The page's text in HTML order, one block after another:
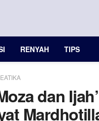
RENYAH TIPS
dan